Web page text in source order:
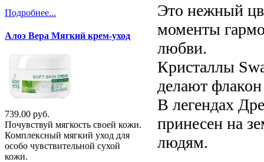
Это нежный
моменты
любви.
Кристаллы
делают
В легендах
принесен на
людям.
Подробнее...
Алоэ Вера Мягкий крем-уход
739.00 руб.
Почувствуй мягкость своей кожи.
Комплексный мягкий уход для
особо чувствительной сухой
кожи.